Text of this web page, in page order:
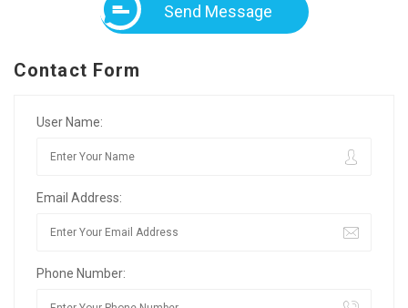
Send Message
Contact Form
User Name:
Email Address:
Phone Number: